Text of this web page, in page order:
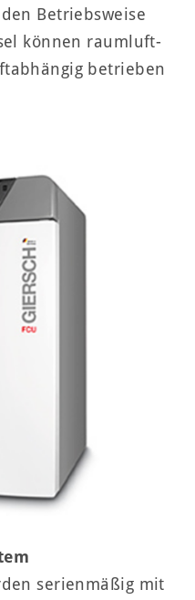
Betriebsweise
können raumluft-
betrieben
serienmäßig mit